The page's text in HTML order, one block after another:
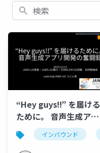
検索
“Hey guys!!” を届ける
ために。 音声生成アプ
リ開発の奮闘録
インバウンド